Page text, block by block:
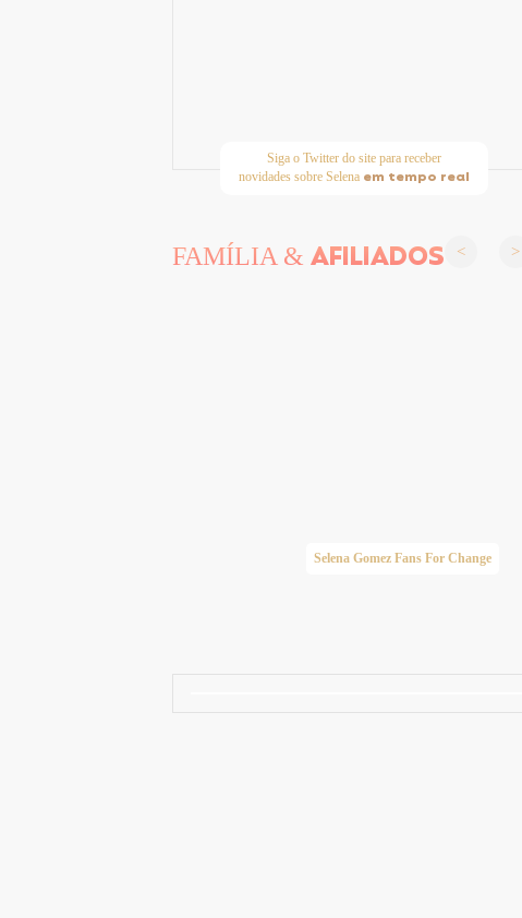
Siga o Twitter do site para receber
novidades sobre Selena em tempo real
FAMÍLIA & AFILIADOS
Selena Gomez Fans For Change